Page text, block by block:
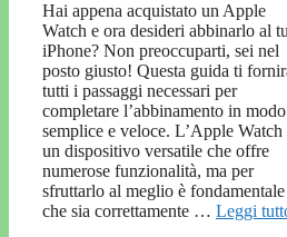
Hai appena acquistato un Apple
Watch e ora desideri abbinarlo al
iPhone? Non preoccuparti, sei nel
posto giusto! Questa guida ti
tutti i passaggi necessari per
completare l’abbinamento in modo
semplice e veloce. L’Apple Watch
un dispositivo versatile che offre
numerose funzionalità, ma per
sfruttarlo al meglio è fondamentale
che sia correttamente … Leggi